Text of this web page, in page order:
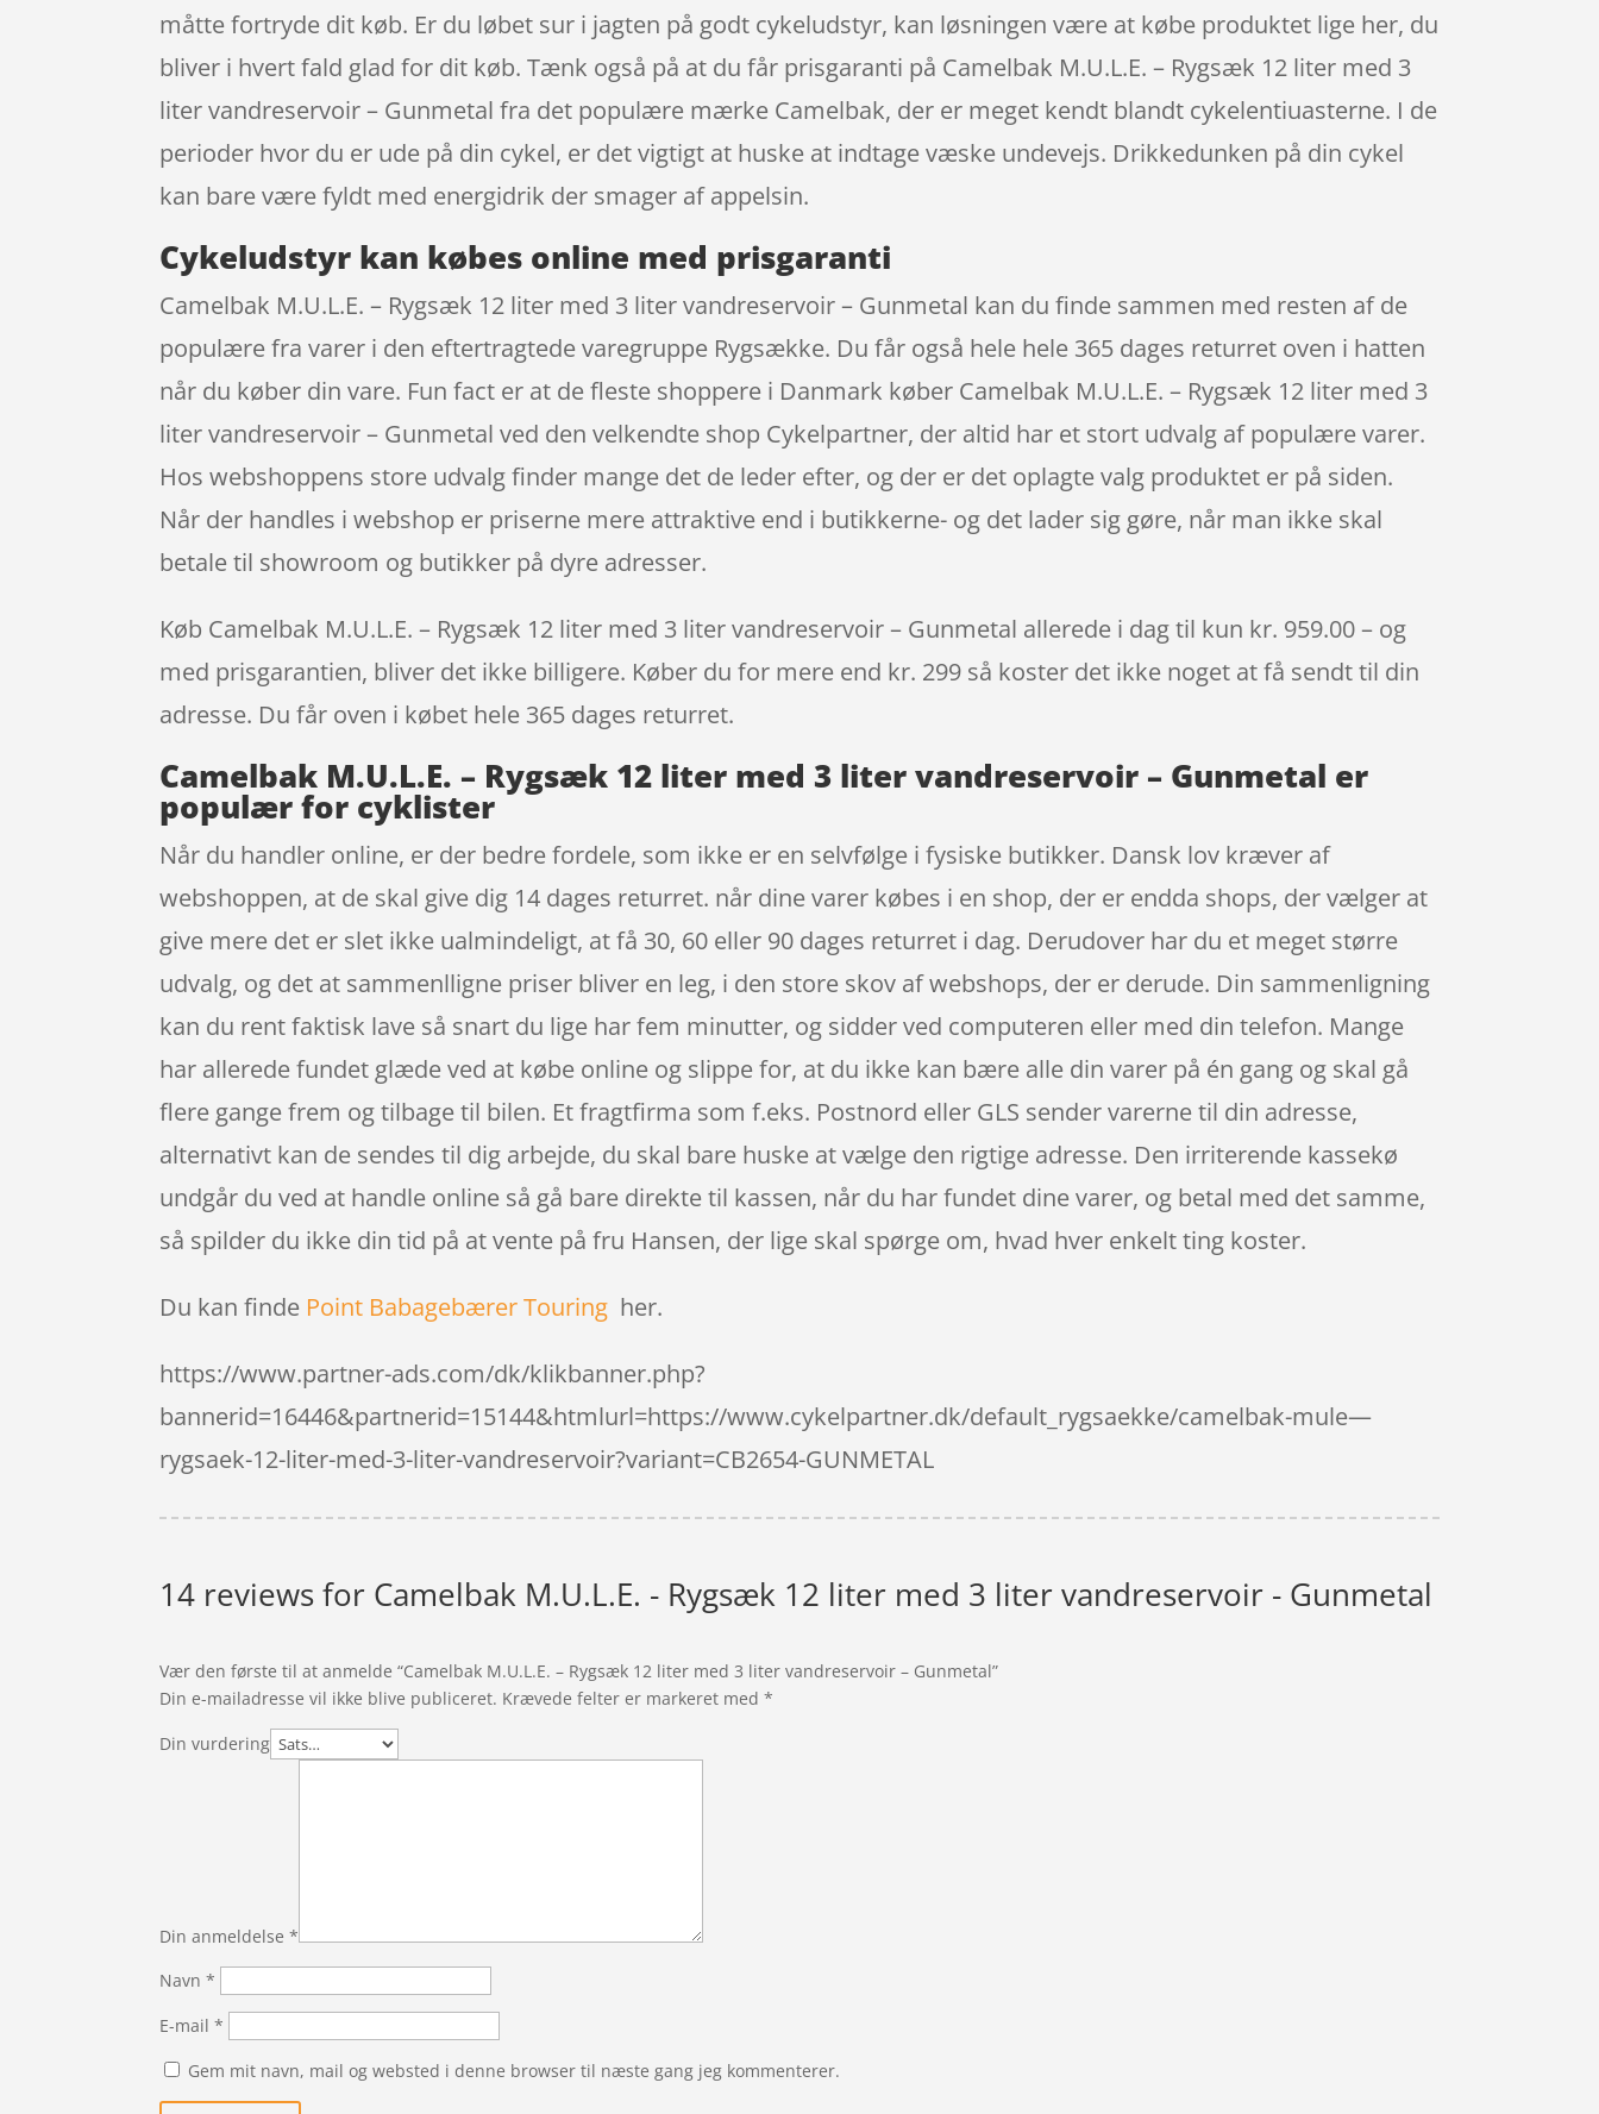
måtte fortryde dit køb. Er du løbet sur i jagten på godt cykeludstyr, kan løsningen være at købe produktet lige her, du
bliver i hvert fald glad for dit køb. Tænk også på at du får prisgaranti på Camelbak M.U.L.E. – Rygsæk 12 liter med 3
liter vandreservoir – Gunmetal fra det populære mærke Camelbak, der er meget kendt blandt cykelentiuasterne. I de
perioder hvor du er ude på din cykel, er det vigtigt at huske at indtage væske undevejs. Drikkedunken på din cykel
kan bare være fyldt med energidrik der smager af appelsin.
Cykeludstyr kan købes online med prisgaranti
Camelbak M.U.L.E. – Rygsæk 12 liter med 3 liter vandreservoir – Gunmetal kan du finde sammen med resten af de
populære fra varer i den eftertragtede varegruppe Rygsække. Du får også hele hele 365 dages returret oven i hatten
når du køber din vare. Fun fact er at de fleste shoppere i Danmark køber Camelbak M.U.L.E. – Rygsæk 12 liter med 3
liter vandreservoir – Gunmetal ved den velkendte shop Cykelpartner, der altid har et stort udvalg af populære varer.
Hos webshoppens store udvalg finder mange det de leder efter, og der er det oplagte valg produktet er på siden.
Når der handles i webshop er priserne mere attraktive end i butikkerne- og det lader sig gøre, når man ikke skal
betale til showroom og butikker på dyre adresser.
Køb Camelbak M.U.L.E. – Rygsæk 12 liter med 3 liter vandreservoir – Gunmetal allerede i dag til kun kr. 959.00 – og
med prisgarantien, bliver det ikke billigere. Køber du for mere end kr. 299 så koster det ikke noget at få sendt til din
adresse. Du får oven i købet hele 365 dages returret.
Camelbak M.U.L.E. – Rygsæk 12 liter med 3 liter vandreservoir – Gunmetal er
populær for cyklister
Når du handler online, er der bedre fordele, som ikke er en selvfølge i fysiske butikker. Dansk lov kræver af
webshoppen, at de skal give dig 14 dages returret. når dine varer købes i en shop, der er endda shops, der vælger at
give mere det er slet ikke ualmindeligt, at få 30, 60 eller 90 dages returret i dag. Derudover har du et meget større
udvalg, og det at sammenlligne priser bliver en leg, i den store skov af webshops, der er derude. Din sammenligning
kan du rent faktisk lave så snart du lige har fem minutter, og sidder ved computeren eller med din telefon. Mange
har allerede fundet glæde ved at købe online og slippe for, at du ikke kan bære alle din varer på én gang og skal gå
flere gange frem og tilbage til bilen. Et fragtfirma som f.eks. Postnord eller GLS sender varerne til din adresse,
alternativt kan de sendes til dig arbejde, du skal bare huske at vælge den rigtige adresse. Den irriterende kassekø
undgår du ved at handle online så gå bare direkte til kassen, når du har fundet dine varer, og betal med det samme,
så spilder du ikke din tid på at vente på fru Hansen, der lige skal spørge om, hvad hver enkelt ting koster.
Du kan finde Point Babagebærer Touring her.
https://www.partner-ads.com/dk/klikbanner.php?
bannerid=16446&partnerid=15144&htmlurl=https://www.cykelpartner.dk/default_rygsaekke/camelbak-mule—
rygsaek-12-liter-med-3-liter-vandreservoir?variant=CB2654-GUNMETAL
14 reviews for Camelbak M.U.L.E. - Rygsæk 12 liter med 3 liter vandreservoir - Gunmetal
Vær den første til at anmelde “Camelbak M.U.L.E. – Rygsæk 12 liter med 3 liter vandreservoir – Gunmetal”
Din e-mailadresse vil ikke blive publiceret. Krævede felter er markeret med*
Din vurdering
Din anmeldelse*
Navn*
E-mail*
Gem mit navn, mail og websted i denne browser til næste gang jeg kommenterer.